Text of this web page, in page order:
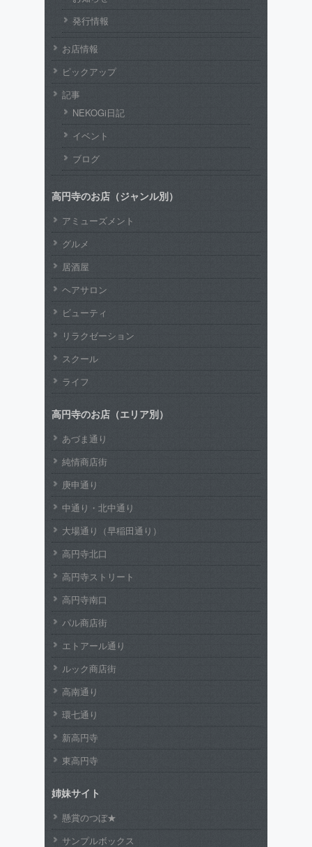
発行情報
お店情報
ピックアップ
記事
NEKOGi日記
イベント
ブログ
高円寺のお店（ジャンル別）
アミューズメント
グルメ
居酒屋
ヘアサロン
ビューティ
リラクゼーション
スクール
ライフ
高円寺のお店（エリア別）
あづま通り
純情商店街
庚申通り
中通り・北中通り
大場通り（早稲田通り）
高円寺北口
高円寺ストリート
高円寺南口
パル商店街
エトアール通り
ルック商店街
高南通り
環七通り
新高円寺
東高円寺
姉妹サイト
懸賞のつぼ★
サンプルボックス